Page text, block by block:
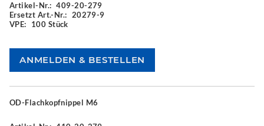
Artikel-Nr.: 409-20-279
Ersetzt Art.-Nr.: 20279-9
VPE:
100 Stück
OD-Flachkopfnippel M6